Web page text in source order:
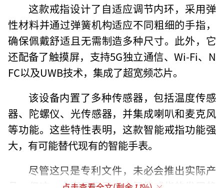
这款戒指设计了自适应调节内环，采用弹
性材料并通过弹簧机构适应不同粗细的手指，
确保佩戴舒适且无需制造多种尺寸。此外，它
还配备了触摸屏，支持5G独立通信、Wi-Fi、N
FC以及UWB技术，集成了超宽频芯片。
该设备内置了多种传感器，包括温度传感
器、陀螺仪、光传感器，并集成喇叭和麦克风
等功能。这些特性表明，这款智能戒指功能强
大，有可能替代现有的智能手表。
尽管这只是专利文件，未必会推出实际产